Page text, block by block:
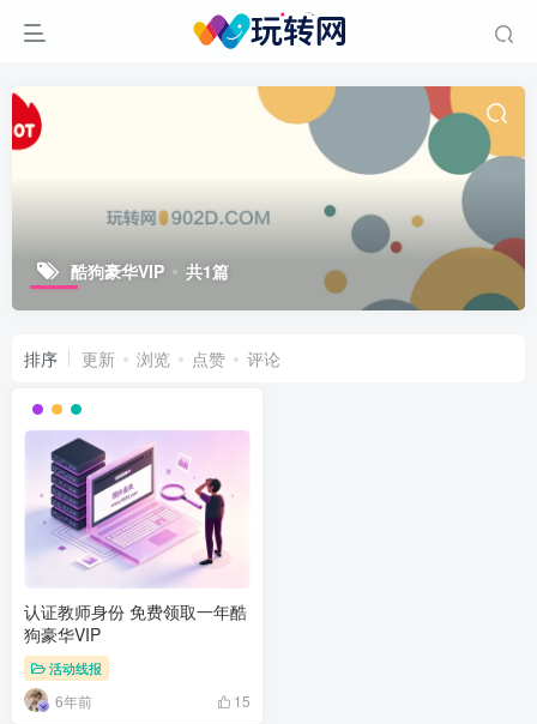
酷狗豪华VIP 共1篇
排序 更新 浏览 点赞 评论
认证教师身份 免费领取一年酷
狗豪华VIP
活动线报
6年前 15